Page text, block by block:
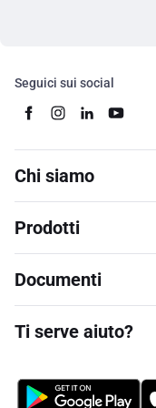
Seguici sui social
Chi siamo
Prodotti
Documenti
Ti serve aiuto?